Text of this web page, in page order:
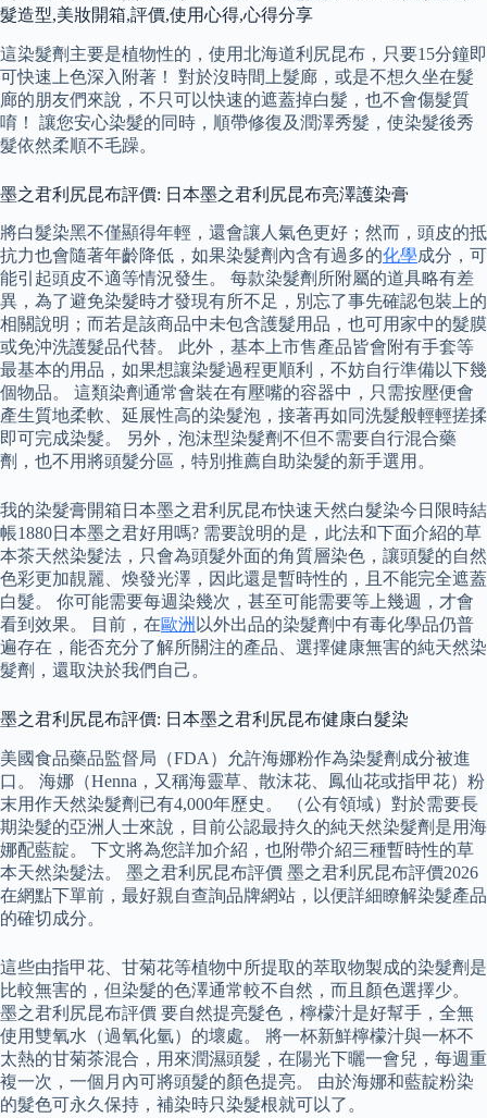
髮造型,美妝開箱,評價,使用心得,心得分享
這染髮劑主要是植物性的，使用北海道利尻昆布，只要15分鐘即
可快速上色深入附著！ 對於沒時間上髮廊，或是不想久坐在髮
廊的朋友們來說，不只可以快速的遮蓋掉白髮，也不會傷髮質
唷！ 讓您安心染髮的同時，順帶修復及潤澤秀髮，使染髮後秀
髮依然柔順不毛躁。
墨之君利尻昆布評價: 日本墨之君利尻昆布亮澤護染膏
將白髮染黑不僅顯得年輕，還會讓人氣色更好；然而，頭皮的抵
抗力也會隨著年齡降低，如果染髮劑內含有過多的化學成分，可
能引起頭皮不適等情況發生。 每款染髮劑所附屬的道具略有差
異，為了避免染髮時才發現有所不足，別忘了事先確認包裝上的
相關說明；而若是該商品中未包含護髮用品，也可用家中的髮膜
或免沖洗護髮品代替。 此外，基本上市售產品皆會附有手套等
最基本的用品，如果想讓染髮過程更順利，不妨自行準備以下幾
個物品。 這類染劑通常會裝在有壓嘴的容器中，只需按壓便會
產生質地柔軟、延展性高的染髮泡，接著再如同洗髮般輕輕搓揉
即可完成染髮。 另外，泡沫型染髮劑不但不需要自行混合藥
劑，也不用將頭髮分區，特別推薦自助染髮的新手選用。
我的染髮膏開箱日本墨之君利尻昆布快速天然白髮染今日限時結
帳1880日本墨之君好用嗎? 需要說明的是，此法和下面介紹的草
本茶天然染髮法，只會為頭髮外面的角質層染色，讓頭髮的自然
色彩更加靚麗、煥發光澤，因此還是暫時性的，且不能完全遮蓋
白髮。 你可能需要每週染幾次，甚至可能需要等上幾週，才會
看到效果。 目前，在歐洲 以外出品的染髮劑中有毒化學品仍普
遍存在，能否充分了解所關注的產品、選擇健康無害的純天然染
髮劑，還取決於我們自己。
墨之君利尻昆布評價: 日本墨之君利尻昆布健康白髮染
美國食品藥品監督局（FDA）允許海娜粉作為染髮劑成分被進
口。 海娜（Henna，又稱海靈草、散沫花、鳳仙花或指甲花）粉
末用作天然染髮劑已有4,000年歷史。 （公有領域）對於需要長
期染髮的亞洲人士來說，目前公認最持久的純天然染髮劑是用海
娜配藍靛。 下文將為您詳加介紹，也附帶介紹三種暫時性的草
本天然染髮法。 墨之君利尻昆布評價 墨之君利尻昆布評價2026
在網點下單前，最好親自查詢品牌網站，以便詳細瞭解染髮產品
的確切成分。
這些由指甲花、甘菊花等植物中所提取的萃取物製成的染髮劑是
比較無害的，但染髮的色澤通常較不自然，而且顏色選擇少。
墨之君利尻昆布評價 要自然提亮髮色，檸檬汁是好幫手，全無
使用雙氧水（過氧化氫）的壞處。 將一杯新鮮檸檬汁與一杯不
太熱的甘菊茶混合，用來潤濕頭髮，在陽光下曬一會兒，每週重
複一次，一個月內可將頭髮的顏色提亮。 由於海娜和藍靛粉染
的髮色可永久保持，補染時只染髮根就可以了。